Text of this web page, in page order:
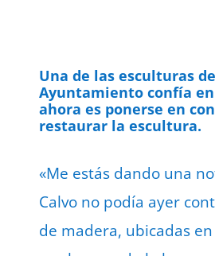
Una de las esculturas
Ayuntamiento confía
ahora es ponerse en
restaurar la escultura.
«Me estás dando una
Calvo no podía ayer
de madera, ubicadas